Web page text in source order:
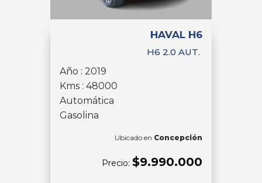
HAVAL H6
H6 2.0 AUT.
Año : 2019
Kms : 48000
Automática
Gasolina
Ubicado en Concepción
Precio: $9.990.000